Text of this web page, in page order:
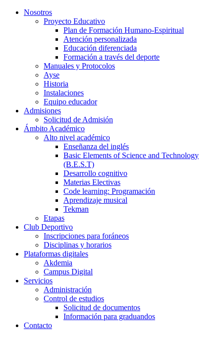
Nosotros
Proyecto Educativo
Plan de Formación Humano-Espiritual
Atención personalizada
Educación diferenciada
Formación a través del deporte
Manuales y Protocolos
Ayse
Historia
Instalaciones
Equipo educador
Admisiones
Solicitud de Admisión
Ámbito Académico
Alto nivel académico
Enseñanza del inglés
Basic Elements of Science and Technology
(B.E.S.T)
Desarrollo cognitivo
Materias Electivas
Code learning: Programación
Aprendizaje musical
Tekman
Etapas
Club Deportivo
Inscripciones para foráneos
Disciplinas y horarios
Plataformas digitales
Akdemia
Campus Digital
Servicios
Administración
Control de estudios
Solicitud de documentos
Información para graduandos
Contacto